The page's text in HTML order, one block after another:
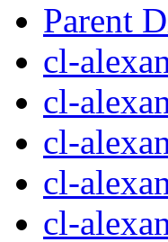
Parent
cl-
cl-
cl-
cl-
cl-